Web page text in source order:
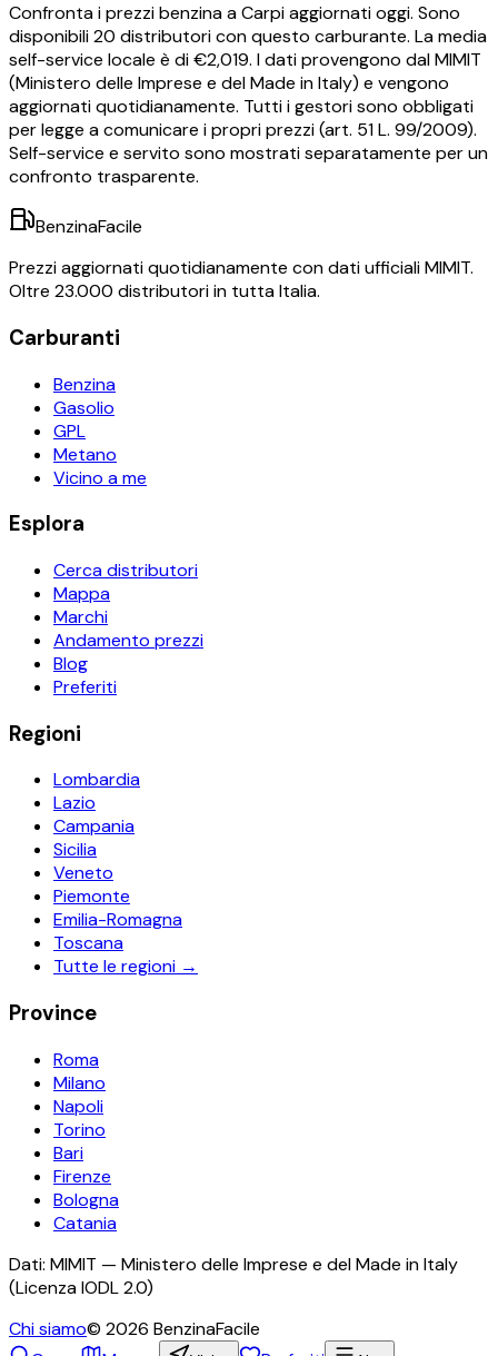
Confronta i prezzibenzinaaCarpiaggiornati oggi. Sono
disponibili20 distributori con questo carburante. La media
self-service locale è di €2,019. I dati provengono dal MIMIT
(Ministero delle Imprese e del Made in Italy) e vengono
aggiornati quotidianamente. Tutti i gestori sono obbligati
per legge a comunicare i propri prezzi (art. 51 L. 99/2009).
Self-service e servito sono mostrati separatamente per un
confronto trasparente.
BenzinaFacile
Prezzi aggiornati quotidianamente con dati ufficiali MIMIT.
Oltre 23.000 distributori in tutta Italia.
Carburanti
Benzina
Gasolio
GPL
Metano
Vicino a me
Esplora
Cerca distributori
Mappa
Marchi
Andamento prezzi
Blog
Preferiti
Regioni
Lombardia
Lazio
Campania
Sicilia
Veneto
Piemonte
Emilia-Romagna
Toscana
Tutte le regioni →
Province
Roma
Milano
Napoli
Torino
Bari
Firenze
Bologna
Catania
Dati: MIMIT — Ministero delle Imprese e del Made in Italy
(Licenza IODL 2.0)
Chi siamo© 2026 BenzinaFacile